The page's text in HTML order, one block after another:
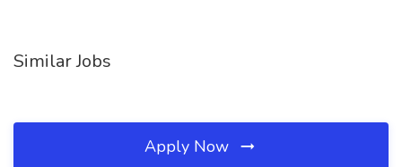
Similar Jobs
Apply Now